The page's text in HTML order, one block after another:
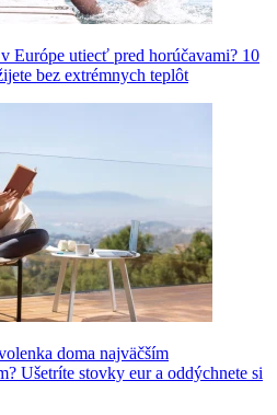
Európe utiecť pred horúčavami? 10
bez extrémnych teplôt
doma najväčším
Ušetríte stovky eur a oddýchnete si